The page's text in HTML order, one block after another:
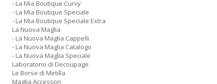
- La Mia Boutique Curvy
- La Mia Boutique Speciale
- La Mia Boutique Speciale Extra
La Nuova Maglia
- La Nuova Maglia Cappelli
- La Nuova Maglia Catalogo
- La Nuova Maglia Speciale
Laboratorio di Decoupage
Le Borse di Mirtilla
Maglia Accessori